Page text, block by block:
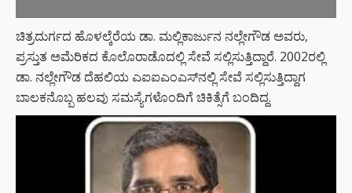
ಚಿತ್ರದುರ್ಗದ ಹೊಳಲ್ಕೆರೆಯ ಡಾ. ಮಲ್ಲಿಕಾರ್ಜುನ ನಲ್ಲೇಗೌಡ ಅವರು,
ಪ್ರಸ್ತುತ ಅಮೆರಿಕದ ಕೊಲೊರಾಡೊದಲ್ಲಿ ಸೇವೆ ಸಲ್ಲಿಸುತ್ತಿದ್ದಾರೆ. 2002ರಲ್ಲಿ
ಡಾ. ನಲ್ಲೇಗೌಡ ದೆಹಲಿಯ ಎಐಐಎಂಎಸ್‌ನಲ್ಲಿ ಸೇವೆ ಸಲ್ಲಿಸುತ್ತಿದ್ದಾಗ
ಬಾಲಕನೊಬ್ಬ ಹಲವು ಸಮಸ್ಯೆಗಳೊಂದಿಗೆ ಚಿಕಿತ್ಸೆಗೆ ಬಂದಿದ್ದ.